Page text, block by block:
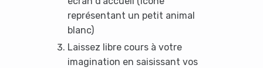
représentant un petit animal
blanc)
Laissez libre cours à votre
imagination en saisissant vos